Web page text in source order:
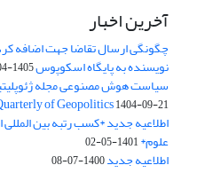
آخرین اخبار
چگونگی ارسال تقاضا جهت اضافه
نویسنده به پایگاه اسکوپوس1405-04-27
سیاست هوش مصنوعی مجله
of Geopolitics1404-09-21
اطلاعیه جدید *کسب رتبه بین
علوم*1401-05-02
اطلاعیه جدید1400-07-08